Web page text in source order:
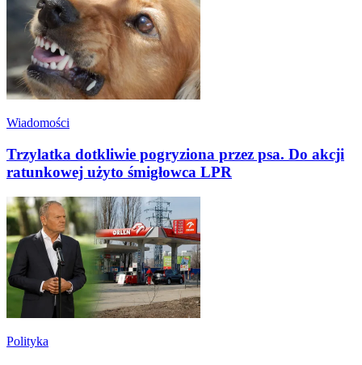
Wiadomości
Trzylatka dotkliwie pogryziona przez psa. Do akcji
ratunkowej użyto śmigłowca LPR
Polityka